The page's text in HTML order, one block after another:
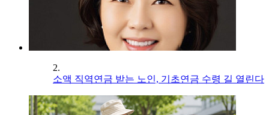
2.
소액 직역연금 받는 노인, 기초연금 수령 길 열린다